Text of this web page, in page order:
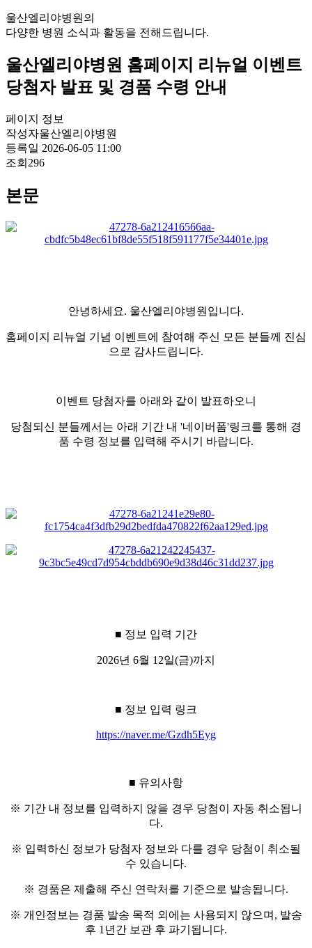
울산엘리야병원의
다양한 병원 소식과 활동을 전해드립니다.
울산엘리야병원 홈페이지 리뉴얼 이벤트
당첨자 발표 및 경품 수령 안내
페이지 정보
작성자울산엘리야병원
등록일 2026-06-05 11:00
조회 296
본문
안녕하세요. 울산엘리야병원 입니다.
홈페이지 리뉴얼 기념 이벤트에 참여해 주신 모든 분들께 진심
으로 감사드립니다.
이벤트 당첨자를 아래와 같이 발표하오니
당첨되신 분들께서는 아래 기간 내 '네이버폼'링크를 통해 경
품 수령 정보를 입력해 주시기 바랍니다.
■ 정보 입력 기간
2026년 6월 12일(금)까지
■ 정보 입력 링크
https://naver.me/Gzdh5Eyg
■ 유의사항
※ 기간 내 정보를 입력하지 않을 경우 당첨이 자동 취소됩니
다.
※ 입력하신 정보가 당첨자 정보와 다를 경우 당첨이 취소될
수 있습니다.
※ 경품은 제출해 주신 연락처를 기준으로 발송됩니다.
※ 개인정보는 경품 발송 목적 외에는 사용되지 않으며, 발송
후 1년간 보관 후 파기됩니다.